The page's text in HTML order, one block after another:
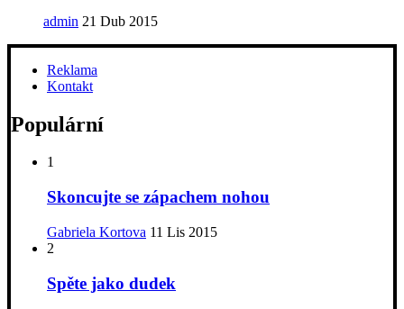
admin 21 Dub 2015
Reklama
Kontakt
Populární
1
Skoncujte se zápachem nohou
Gabriela Kortova 11 Lis 2015
2
Spěte jako dudek